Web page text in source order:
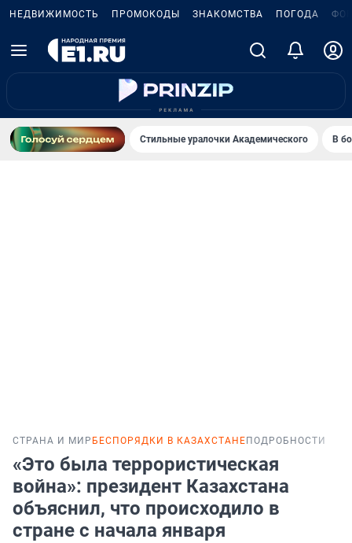
НЕДВИЖИМОСТЬ ПРОМОКОДЫ ЗНАКОМСТВА ПОГОДА
Стильные уралочки Академического В
СТРАНА И МИР БЕСПОРЯДКИ В КАЗАХСТАНЕ ПОДРОБНОСТИ
«Это была террористическая
война»: президент Казахстана
объяснил, что происходило в
стране с начала января